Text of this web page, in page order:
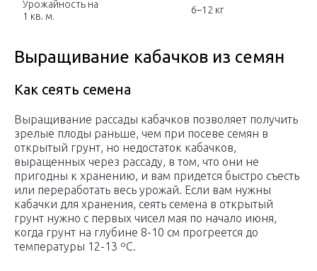
Урожайность на
1 кв. м.
6–12 кг
Выращивание кабачков из семян
Как сеять семена
Выращивание рассады кабачков позволяет получить
зрелые плоды раньше, чем при посеве семян в
открытый грунт, но недостаток кабачков,
выращенных через рассаду, в том, что они не
пригодны к хранению, и вам придется быстро съесть
или переработать весь урожай. Если вам нужны
кабачки для хранения, сеять семена в открытый
грунт нужно с первых чисел мая по начало июня,
когда грунт на глубине 8-10 см прогреется до
температуры 12-13 ºC.